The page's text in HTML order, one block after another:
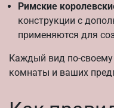
Римские
конструкции с
применяются для
Каждый вид по-
комнаты и ваших